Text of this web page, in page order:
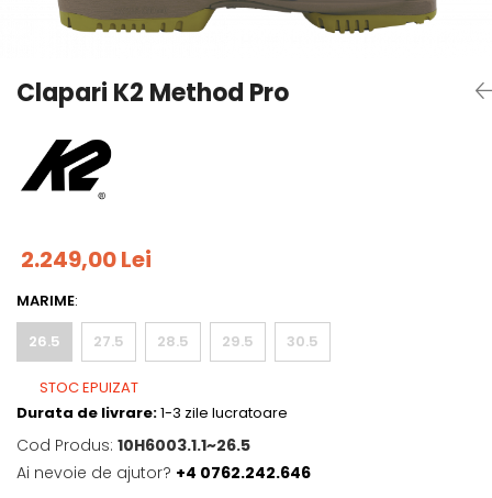
Pantaloni outdoor
Curele
Sepci
Bustiere
Underwear
Clapari K2 Method Pro
2.249,00 Lei
MARIME:
26.5
27.5 28.5 29.5 30.5
STOC EPUIZAT
Durata de livrare:1-3 zile lucratoare
Cod Produs: 10H6003.1.1~26.5
Ai nevoie de ajutor? +4 0762.242.646